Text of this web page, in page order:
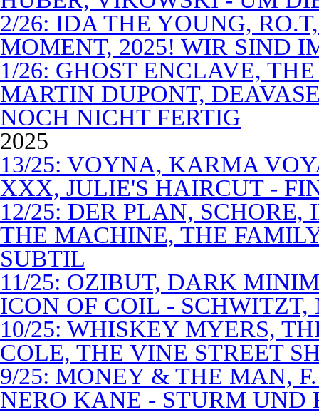
2/26: IDA THE YOUNG,
MOMENT, 2025! WIR SIND
1/26: GHOST ENCLAVE,
MARTIN DUPONT,
NOCH NICHT FERTIG
2025
13/25: VOYNA, KARMA
XXX, JULIE'S HAIRCUT -
12/25: DER PLAN,
THE MACHINE, THE
SUBTIL
11/25: OZIBUT, DARK
ICON OF COIL -
10/25: WHISKEY MYERS,
COLE, THE VINE STREET
9/25: MONEY & THE MAN,
NERO KANE - STURM UND